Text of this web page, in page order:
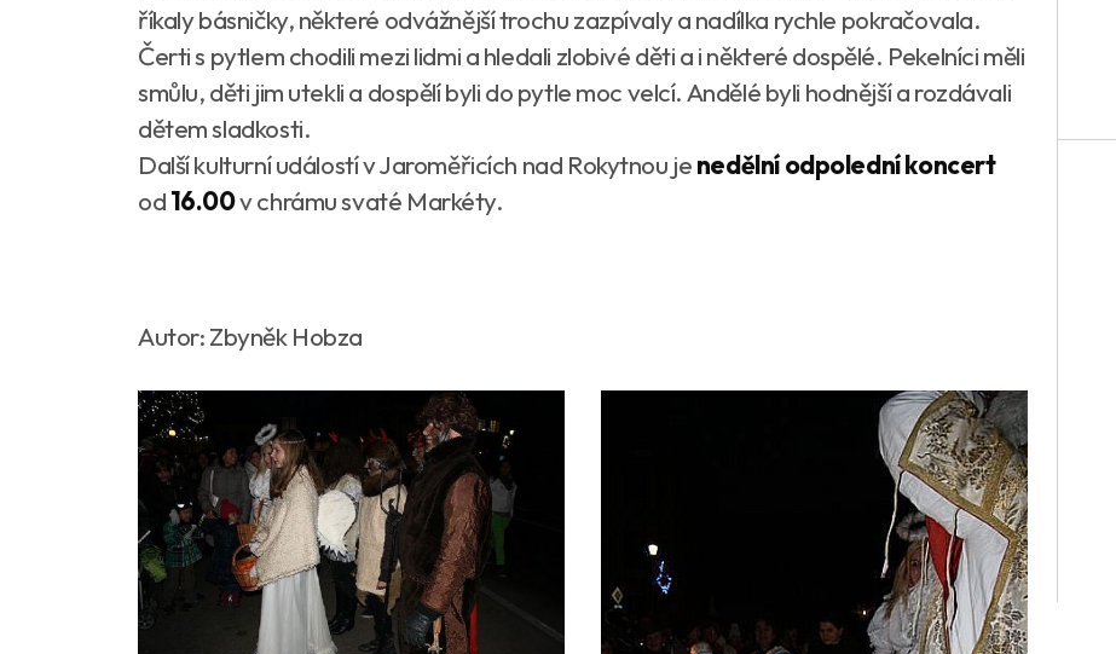
říkaly básničky, některé odvážnější trochu zazpívaly a nadílka rychle pokračovala.
Čerti s pytlem chodili mezi lidmi a hledali zlobivé děti a i některé dospělé. Pekelníci měli
smůlu, děti jim utekli a dospělí byli do pytle moc velcí. Andělé byli hodnější a rozdávali
dětem sladkosti.
Další kulturní událostí v Jaroměřicích nad Rokytnou jenedělní odpolední koncert
od16.00v chrámu svaté Markéty.
Autor: Zbyněk Hobza